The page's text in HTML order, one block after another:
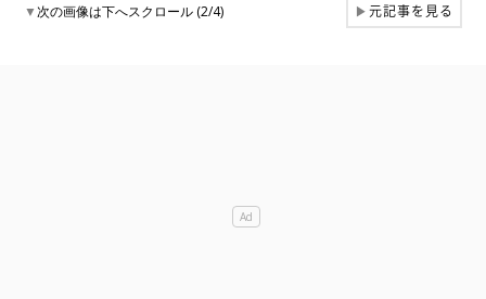
▼次の画像は下へスクロール (2/4) ▶元記事を見る